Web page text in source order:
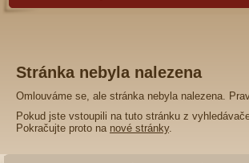
Stránka nebyla nalezena
Omlouváme se, ale stránka nebyla nalezena.
Pokud jste vstoupili na tuto stránku z
Pokračujte proto na nové stránky.